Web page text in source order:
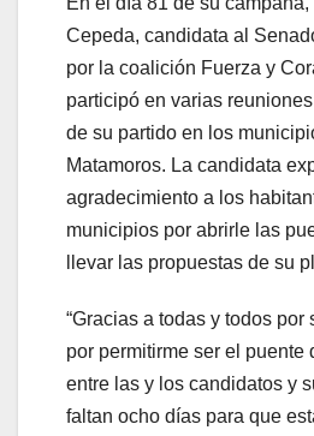
Cepeda, candidata al
por la coalición Fuerza y
participó en varias
de su partido en los
Matamoros. La candidata
agradecimiento a los
municipios por abrirle las
llevar las propuestas de su
“Gracias a todas y todos
por permitirme ser el puente
entre las y los candidatos y
faltan ocho días para que